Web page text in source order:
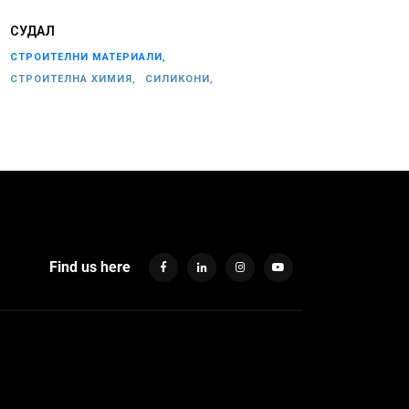
СУДАЛ
СТРОИТЕЛНИ МАТЕРИАЛИ,
СТРОИТЕЛНА ХИМИЯ,
СИЛИКОНИ,
Find us here